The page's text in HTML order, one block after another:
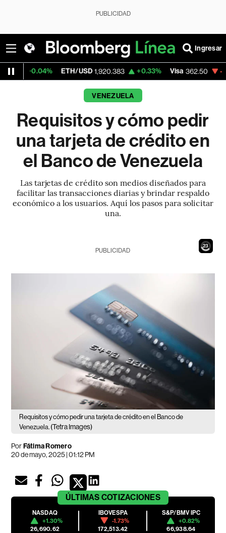
PUBLICIDAD
Ingresar
ETH/USD 1,920.383 +0.33% Visa 362.50 -2.15%
VENEZUELA
Requisitos y cómo pedir
una tarjeta de crédito en
el Banco de Venezuela
Las tarjetas de crédito son medios diseñados para
facilitar las transacciones diarias y brindar respaldo
económico a los usuarios. Aquí los pasos para solicitar
una.
21
PUBLICIDAD
Requisitos y cómo pedir una tarjeta de crédito en el Banco de
Venezuela. (Tetra Images)
PorFátima Romero
20 de mayo, 2025 | 01:12 PM
ÚLTIMAS COTIZACIONES
NASDAQ
+1.30%
26,690.62
IBOVESPA
-1.73%
172,513.42
S&P/BMV IPC
+0.82%
66,938.64